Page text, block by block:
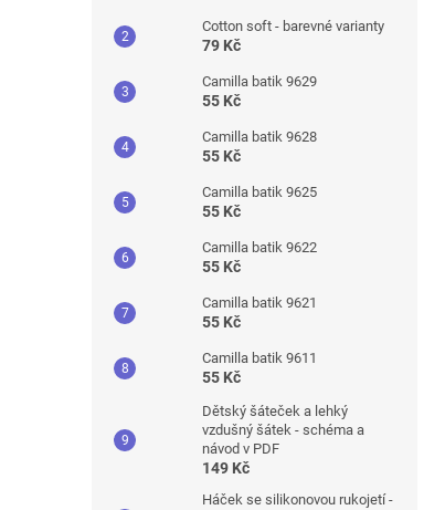
Cotton soft - barevné varianty
79 Kč
Camilla batik 9629
55 Kč
Camilla batik 9628
55 Kč
Camilla batik 9625
55 Kč
Camilla batik 9622
55 Kč
Camilla batik 9621
55 Kč
Camilla batik 9611
55 Kč
Dětský šáteček a lehký
vzdušný šátek - schéma a
návod v PDF
149 Kč
Háček se silikonovou rukojetí -